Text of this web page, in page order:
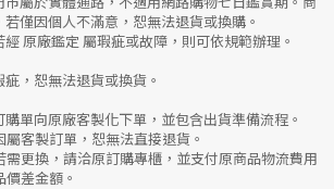
僅因個人不滿意，恕無法退貨或換購。
原廠鑑定 屬瑕疵或故障，則可依規範辦理。
，恕無法退貨或換貨。
購單向原廠客製化下單 ，並包含出貨準備流程。
屬客製訂單，恕無法直接退貨。
需更換，請洽原訂購專櫃，並支付原商品物流費用
價差金額 。